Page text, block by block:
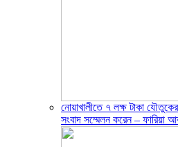
নোয়াখালীতে ৭ লক্ষ টাকা
সংবাদ সম্মেলন করেন – ফারিয়া